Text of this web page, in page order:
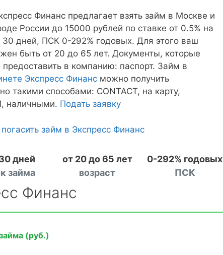
Финанс предлагает взять займ в Москве и
России до 15000 рублей по ставке от 0.5% на
30 дней, ПСК 0-292% годовых. Для этого ваш
быть от 20 до 65 лет. Документы, которые
в компанию: паспорт. Займ в
Экспресс Финанс можно получить
такими способами: CONTACT, на карту,
Подать заявку
погасить займ в Экспресс Финанс
дней
займа
от 20 до 65 лет
возраст
0-292% годовых
ПСК
Финанс
(руб.)